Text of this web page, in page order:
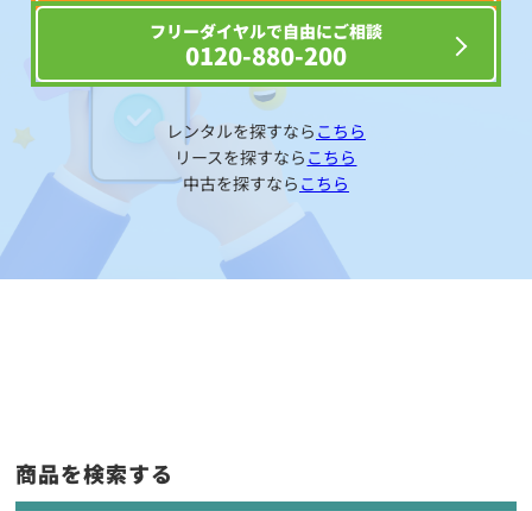
フリーダイヤルで自由にご相談
0120-880-200
レンタルを探すなら こちら
リースを探すなら こちら
中古を探すなら こちら
商品を検索する